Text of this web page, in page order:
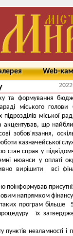
Web-
та формування
міського голови
міської
акцентував, що
зобов'язання,
казначейської
стан справ у
нюанси у оплаті
вирішити всі
поінформував
напрямком
таких програм більше
їх
незламності і